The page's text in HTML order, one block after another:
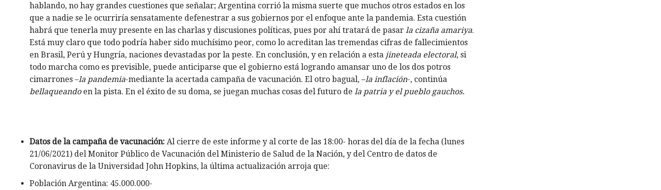
hablando, no hay grandes cuestiones que señalar; Argentina corrió la misma suerte que muchos otros estados en los
que a nadie se le ocurriría sensatamente defenestrar a sus gobiernos por el enfoque ante la pandemia. Esta cuestión
habrá que tenerla muy presente en las charlas y discusiones políticas, pues por ahí tratará de pasar la cizaña amariya.
Está muy claro que todo podría haber sido muchísimo peor, como lo acreditan las tremendas cifras de fallecimientos
en Brasil, Perú y Hungría, naciones devastadas por la peste. En conclusión, y en relación a esta jineteada electoral, si
todo marcha como es previsible, puede anticiparse que el gobierno está logrando amansar uno de los dos potros
cimarrones –la pandemia-mediante la acertada campaña de vacunación. El otro bagual, –la inflación-, continúa
bellaqueandoen la pista. En el éxito de su doma, se juegan muchas cosas del futuro de la patria y el pueblo gauchos.
Datos de la campaña de vacunación: Al cierre de este informe y al corte de las 18:00- horas del día de la fecha (lunes
21/06/2021) del Monitor Público de Vacunación del Ministerio de Salud de la Nación, y del Centro de datos de
Coronavirus de la Universidad John Hopkins, la última actualización arroja que:
Población Argentina: 45.000.000-